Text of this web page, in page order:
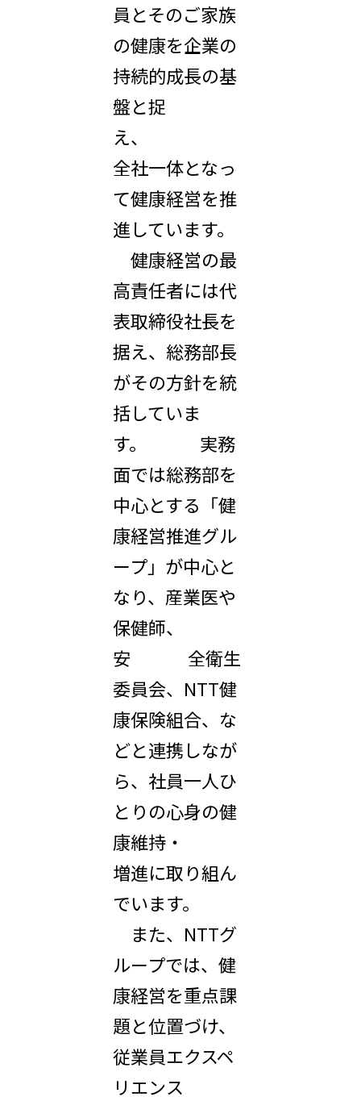
員とそのご家族
の健康を企業の
持続的成長の基
盤と捉
え、
全社一体となっ
て健康経営を推
進しています。
健康経営の最
高責任者には代
表取締役社長を
据え、総務部長
がその方針を統
括していま
す。 実務
面では総務部を
中心とする「健
康経営推進グル
ープ」が中心と
なり、産業医や
保健師、
安 全衛生
委員会、NTT健
康保険組合、な
どと連携しなが
ら、社員一人ひ
とりの心身の健
康維持・
増進に取り組ん
でいます。
また、NTTグ
ループでは、健
康経営を重点課
題と位置づけ、
従業員エクスペ
リエンス